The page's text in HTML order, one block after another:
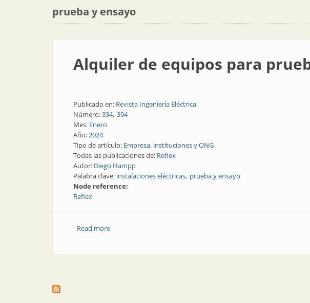
prueba y ensayo
Alquiler de equipos para
Publicado en: Revista Ingeniería Eléctrica
Número:334 394
Mes: Enero
Año:2024
Tipo de artículo: Empresa, instituciones y ONG
Todas las publicaciones de: Reflex
Autor: Diego Hampp
Palabra clave: instalaciones eléctricas prueba y ensayo
Node reference:
Reflex
Read moreabout Alquiler de equipos para prueba y ensayo